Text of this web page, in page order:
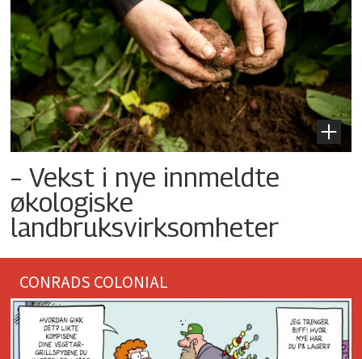
– Vekst i nye innmeldte
økologiske
landbruksvirksomheter
CONRADS COLONIAL